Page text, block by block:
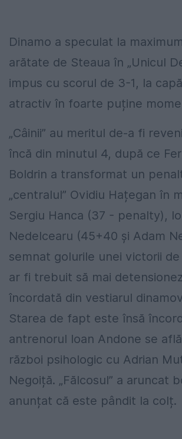
Dinamo a speculat la
arătate de Steaua în „Unicul
impus cu scorul de 3-1, la
atractiv în foarte puține
„Câinii” au meritul de-a fi
încă din minutul 4, după ce
Boldrin a transformat un
„centralul” Ovidiu Hațegan în
Sergiu Hanca (37 - penalty),
Nedelcearu (45+40 și Adam
semnat golurile unei victorii
ar fi trebuit să mai
încordată din vestiarul
Starea de fapt este însă
antrenorul Ioan Andone se
război psihologic cu Adrian
Negoiță. „Fălcosul” a aruncat
anunțat că este pândit la colț.